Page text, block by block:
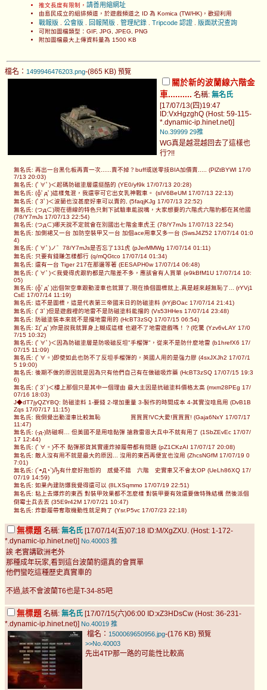
推文長度有限制， 請善用縮網址
由島民成立的組排頻道，於遊戲頻道之 ID 為 Komica (TW/HK)，歡迎利用
戰報版 公會版 回報鬧版 管理紀錄 Tripcode 認證 版面狀況查詢
可附加圖檔類型：GIF, JPG, JPEG, PNG
附加圖檔最大上傳資料量為 1500 KB
檔名： 1499946476203.png-(865 KB) 預覽
關於新的波蘭線六階金
車.......... 名稱: 無名氏
[17/07/13(四)19:47
ID:VxHgzghQ (Host: 59-115-
*.dynamic-ip.hinet.net)]
No.39999 29推
WG真是越混越回去了這樣也
行?!!
無名氏: 再出一台黑化板再賣一次......賣不掉？buff或送零技BIA加價賣..... (PlZtBYWI 17/0
7/13 20:03)
無名氏: (ﾟ∀ﾟ)＜起碼防磁塗層還挺酷的 (YE0/yf9k 17/07/13 20:28)
無名氏: (╬ﾟдﾟ)這樣鬼混，我還寧可它出女乳神戰車。 (sIV6BeUM 17/07/13 22:13)
無名氏: (ﾟ3ﾟ)＜波蘭也沒甚麼好車可以賣的, (5faqjKJg 17/07/13 22:52)
無名氏: (つд⊂)現在德線的特色只剩下試驗車能說嘴，大家想要的六階虎六階豹都在其他國
(78/Y7mJs 17/07/13 22:54)
無名氏: (つд⊂)哪天說不定就會在別國出七階金車虎王 (78/Y7mJs 17/07/13 22:54)
無名氏: 加側裙又一台 加防空裝甲又一台 加個ace用車又多一台 (SwsJ4Z52 17/07/14 01:0
4)
無名氏: (ﾟ∀ﾟ)ノ゛78/Y7mJs是否忘了131虎 (pJerMMWg 17/07/14 01:11)
無名氏: 只要有錢賺怎樣都行 (q/mQGtco 17/07/14 01:34)
無名氏: 還有一台 Tiger 217在那邊等著 (EESAPH0w 17/07/14 06:48)
無名氏: (ﾟ∀ﾟ)＜我覺得虎跟豹都是六階差不多，應該會有人買單 (e9kBfM1U 17/07/14 10:
05)
無名氏: (╬ﾟдﾟ)出個架空車跟動漫車也就算了,現在換個圖標就上,真是越來越無恥了... (rYVj1
CsE 17/07/14 11:19)
無名氏: 這不是圖標，這是代表第三帝國末日的防磁塗料 (lrYjBOac 17/07/14 21:41)
無名氏: (ﾟ3ﾟ)但是遊戲裡的地雷不是防磁塗料能擋的 (Vs53HHes 17/07/14 23:48)
無名氏: 防磁塗裝本來就不是擋地雷用的 (HcBT3zSQ 17/07/15 06:54)
無名氏: Σ(ﾟдﾟ)你是說我就算身上糊成這樣 也避不了地雷遊戲嗎！？(吃驚 (Yzv6vLAY 17/0
7/15 10:32)
無名氏: (ﾟ∀ﾟ)＜因為防磁塗層是防吸磁反坦"手榴彈"，從來不是防什麼地雷 (b1hrefX6 17/
07/15 11:09)
無名氏: (ﾟ∀。)即使如此也防不了反坦手榴彈的，英國人用的是強力膠 (4sxJXJh2 17/07/1
5 19:00)
無名氏: 後期不做的原因就是因為只有他們自己有在做磁吸炸藥 (HcBT3zSQ 17/07/15 19:3
6)
無名氏: (ﾟ3ﾟ)＜樓上那個只是其中一個理由 最大主因是抗磁塗料價格太高 (mxm28PEg 17/
07/16 18:03)
J◆dT7jyQZYBQ: 防磁塗料 1-要錢 2-增加重量 3-製作的時間成本 4-其實沒啥鳥用 (DvB1B
Zqs 17/07/17 11:15)
無名氏: 我倒覺出動漫車比較無恥 買買買!VC大愛!買買買! (Gaja6NxY 17/07/17
11:47)
無名氏: (-д-)防磁啊… 但美國不是用啥黏彈 搶救雷恩大兵中不就有用了 (1SbZEvEc 17/07/
17 12:44)
無名氏: (ﾟ∀。)不不 黏彈那貨其實連炸掉履帶都有問題 (pZ1CKzAI 17/07/17 20:08)
無名氏: 敵人沒有用不就是最大的原因... 沒用的東西再便宜也沒用 (ZhcsNGfM 17/07/19 0
7:01)
無名氏: (´◓Д◔`)Ԡ有什麼好抱怨的 感覺不錯 六階 史實車又不會太OP (UeLh86XQ 17/
07/19 14:59)
無名氏: 如果內建防爆我覺得還可以 (8LXSqmmo 17/07/19 22:51)
無名氏: 粘上去爆炸的東西 對裝甲效果都不怎麼樣 對裝甲要有效還要做特殊結構 然後派個
倒霉士兵去丟 (35E9r42M 17/07/21 10:47)
無名氏: 炸斷履帶奪取機動性就足夠了 (Ysr.P5vc 17/07/23 22:18)
無標題 名稱: 無名氏 [17/07/14(五)07:18 ID:M/XgZXU. (Host: 1-172-
*.dynamic-ip.hinet.net)] No.40003 推
誒 老實講歐洲老外
那種成年玩家,看到這台波蘭豹還真的會買單
他們蠻吃這種歷史真實車的
不過,該不會波蘭T6也是T-34-85吧
無標題 名稱: 無名氏 [17/07/15(六)06:00 ID:xZ3HDsCw (Host: 36-231-
*.dynamic-ip.hinet.net)] No.40019 推
檔名： 1500069650956.jpg-(176 KB) 預覽
>>No.40003
先出4TP那一路的可能性比較高